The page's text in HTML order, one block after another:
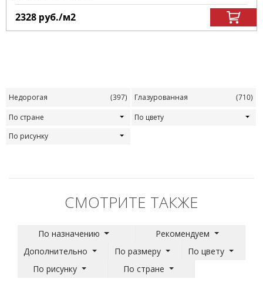
2328 руб./м2
Недорогая (397) Глазурованная
(710)
По стране
По цвету
По рисунку
СМОТРИТЕ ТАКЖЕ
По назначению
Рекомендуем
Дополнительно
По размеру
По цвету
По рисунку
По стране